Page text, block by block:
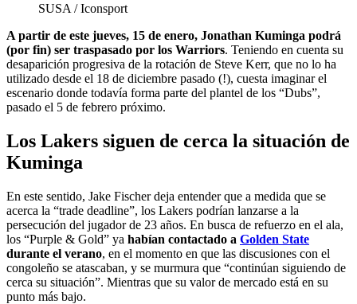
SUSA / Iconsport
A partir de este jueves, 15 de enero, Jonathan Kuminga podrá
(por fin) ser traspasado por los Warriors. Teniendo en cuenta su
desaparición progresiva de la rotación de Steve Kerr, que no lo ha
utilizado desde el 18 de diciembre pasado (!), cuesta imaginar el
escenario donde todavía forma parte del plantel de los “Dubs”,
pasado el 5 de febrero próximo.
Los Lakers siguen de cerca la situación de
Kuminga
En este sentido, Jake Fischer deja entender que a medida que se
acerca la “trade deadline”, los Lakers podrían lanzarse a la
persecución del jugador de 23 años. En busca de refuerzo en el ala,
los “Purple & Gold” ya habían contactado a Golden State
durante el verano, en el momento en que las discusiones con el
congoleño se atascaban, y se murmura que “continúan siguiendo de
cerca su situación”. Mientras que su valor de mercado está en su
punto más bajo.